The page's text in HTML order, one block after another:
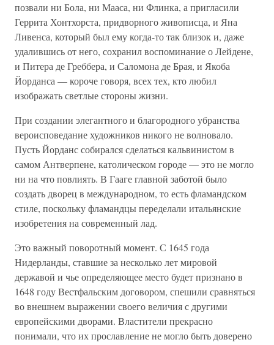
позвали ни Бола, ни Мааса, ни Флинка, а пригласили
Геррита Хонтхорста, придворного живописца, и Яна
Ливенса, который был ему когда-то так близок и, даже
удалившись от него, сохранил воспоминание о Лейдене,
и Питера де Греббера, и Саломона де Брая, и Якоба
Йорданса — короче говоря, всех тех, кто любил
изображать светлые стороны жизни.
При создании элегантного и благородного убранства
вероисповедание художников никого не волновало.
Пусть Йорданс собирался сделаться кальвинистом в
самом Антверпене, католическом городе — это не могло
ни на что повлиять. В Гааге главной заботой было
создать дворец в международном, то есть фламандском
стиле, поскольку фламандцы переделали итальянские
изобретения на современный лад.
Это важный поворотный момент. С 1645 года
Нидерланды, ставшие за несколько лет мировой
державой и чье определяющее место будет признано в
1648 году Вестфальским договором, спешили сравняться
во внешнем выражении своего величия с другими
европейскими дворами. Властители прекрасно
понимали, что их прославление не могло быть доверено